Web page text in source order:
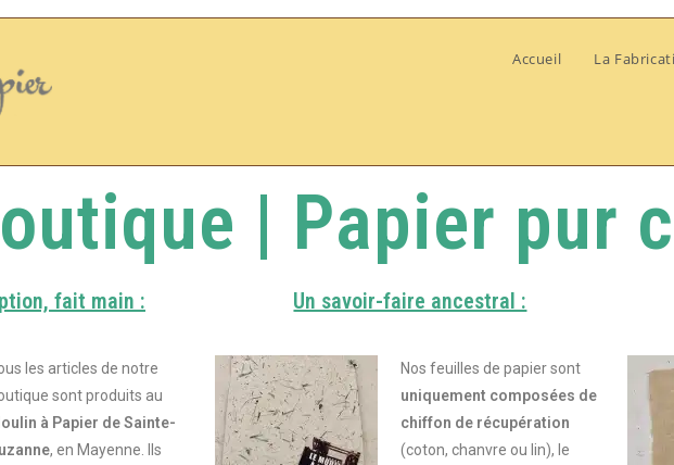
Accueil La
| Papier pur
fait main :
les articles de notre
sont produits au
à Papier de Sainte-
, en Mayenne. Ils
Un savoir-faire ancestral :
Nos feuilles de papier sont
uniquement composées de
chiffon de récupération
(coton, chanvre ou lin), le